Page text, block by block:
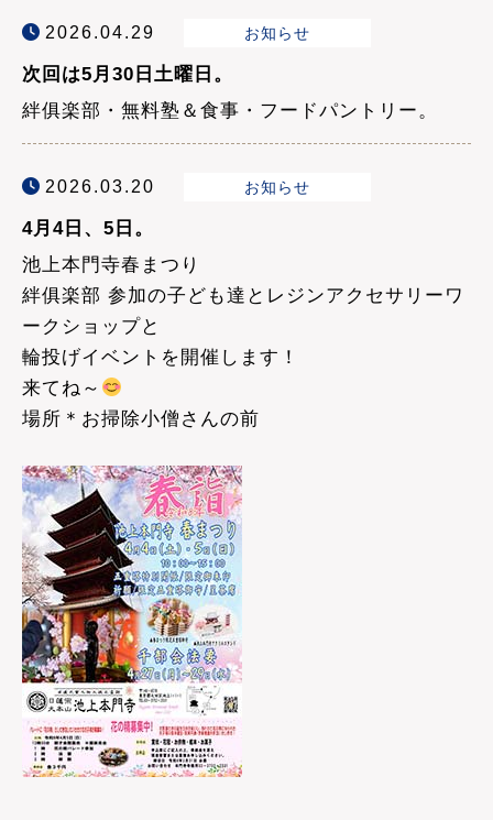
2026.04.29 お知らせ
次回は5月30日土曜日。
絆俱楽部・無料塾＆食事・フードパントリー。
2026.03.20 お知らせ
4月4日、5日。
池上本門寺春まつり
絆俱楽部 参加の子ども達とレジンアクセサリーワ
ークショップと
輪投げイベントを開催します！
来てね～
場所＊お掃除小僧さんの前